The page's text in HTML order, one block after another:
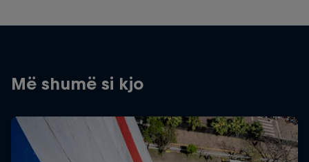
Më shumë si kjo